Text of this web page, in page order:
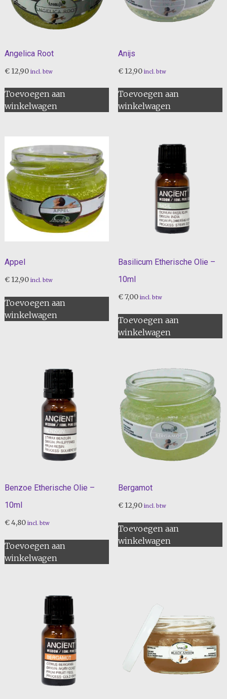
Angelica Root
€12,90 incl. btw
Toevoegen aan
winkelwagen
Anijs
€12,90 incl. btw
Toevoegen aan
winkelwagen
Appel
€12,90 incl. btw
Toevoegen aan
winkelwagen
Basilicum Etherische Olie –
10ml
€7,00 incl. btw
Toevoegen aan
winkelwagen
Benzoe Etherische Olie –
10ml
€4,80 incl. btw
Toevoegen aan
winkelwagen
Bergamot
€12,90 incl. btw
Toevoegen aan
winkelwagen